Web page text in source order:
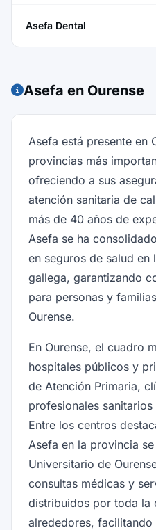
Asefa Dental
Asefa en Ourense
Asefa está presente en
provincias más
ofreciendo a sus
atención sanitaria de
más de 40 años de
Asefa se ha
en seguros de salud en
gallega, garantizando
para personas y
Ourense.
En Ourense, el cuadro
hospitales públicos y
de Atención Primaria,
profesionales
Entre los centros
Asefa en la provincia
Universitario de
consultas médicas y
distribuidos por toda la
alrededores, facilitando